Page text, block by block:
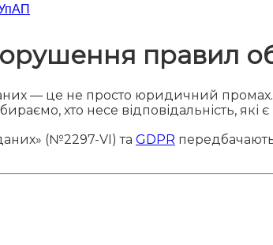
правил
— це не просто юридичний промах.
хто несе відповідальність,
(№2297-VI) та GDPR